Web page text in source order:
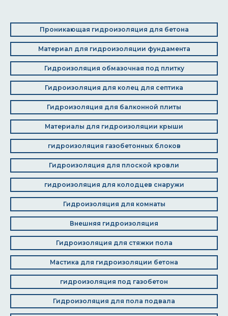
Проникающая гидроизоляция для бетона
Материал для гидроизоляции фундамента
Гидроизоляция обмазочная под плитку
Гидроизоляция для колец для септика
Гидроизоляция для балконной плиты
Материалы для гидроизоляции крыши
гидроизоляция газобетонных блоков
Гидроизоляция для плоской кровли
гидроизоляция для колодцев снаружи
Гидроизоляция для комнаты
Внешняя гидроизоляция
Гидроизоляция для стяжки пола
Мастика для гидроизоляции бетона
гидроизоляция под газобетон
Гидроизоляция для пола подвала